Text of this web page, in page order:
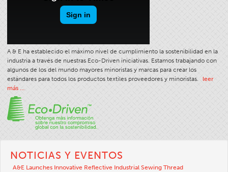
Sucursales En El Mundo
Oportunidades Laborales
A & E ha establecido el máximo nivel de cumplimiento la sostenibilidad en la
industria a través de nuestras Eco-Driven iniciativas. Estamos trabajando con
algunos de los del mundo mayores minoristas y marcas para crear los
estándares para todos los productos textiles proveedores y minoristas.
leer
más …
NOTICIAS Y EVENTOS
A&E Launches Innovative Reflective Industrial Sewing Thread